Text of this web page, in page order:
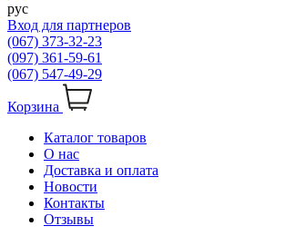
рус
Вход для партнеров
(067) 373-32-23
(097) 361-59-61
(067) 547-49-29
Корзина
Каталог товаров
О нас
Доставка и оплата
Новости
Контакты
Отзывы